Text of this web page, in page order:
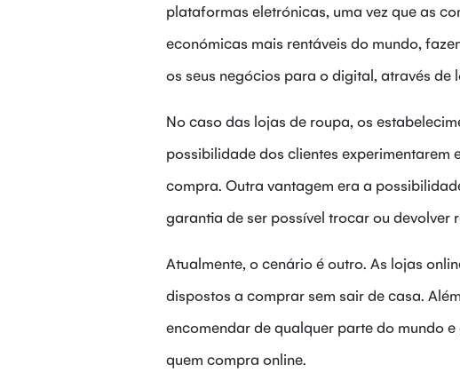
plataformas eletrónicas, uma vez que as
económicas mais rentáveis do mundo,
os seus negócios para o digital, através de
No caso das lojas de roupa, os
possibilidade dos clientes experimentarem
compra. Outra vantagem era a
garantia de ser possível trocar ou devolver
Atualmente, o cenário é outro. As lojas
dispostos a comprar sem sair de casa.
encomendar de qualquer parte do mundo
quem compra online.